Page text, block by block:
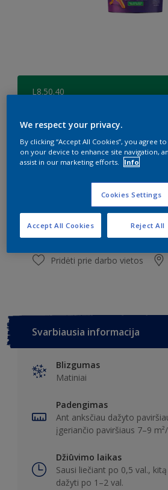
L8.50.40
Dydis
0,84 l
Dažų kiekio
Pridėti prie darbo vietos
Svarbiausia informacija
Blizgumas
Matiniai
Padengimas
Ant anksčiau dažyto
įgeriančio paviršiaus 7–9
Džiūvimo laikas
Sausi liečiant po 0,5 val.,
dažyti po 1–2 val.
We respect your privacy.
By clicking “Accept All Cookies”, you agree
on your device to enhance site navigation,
assist in our marketing efforts.
Info
Cookies Settings
Reject All
Accept All Cookies